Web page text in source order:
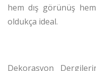
hem dış görünüş
oldukça ideal.
Dekorasyon